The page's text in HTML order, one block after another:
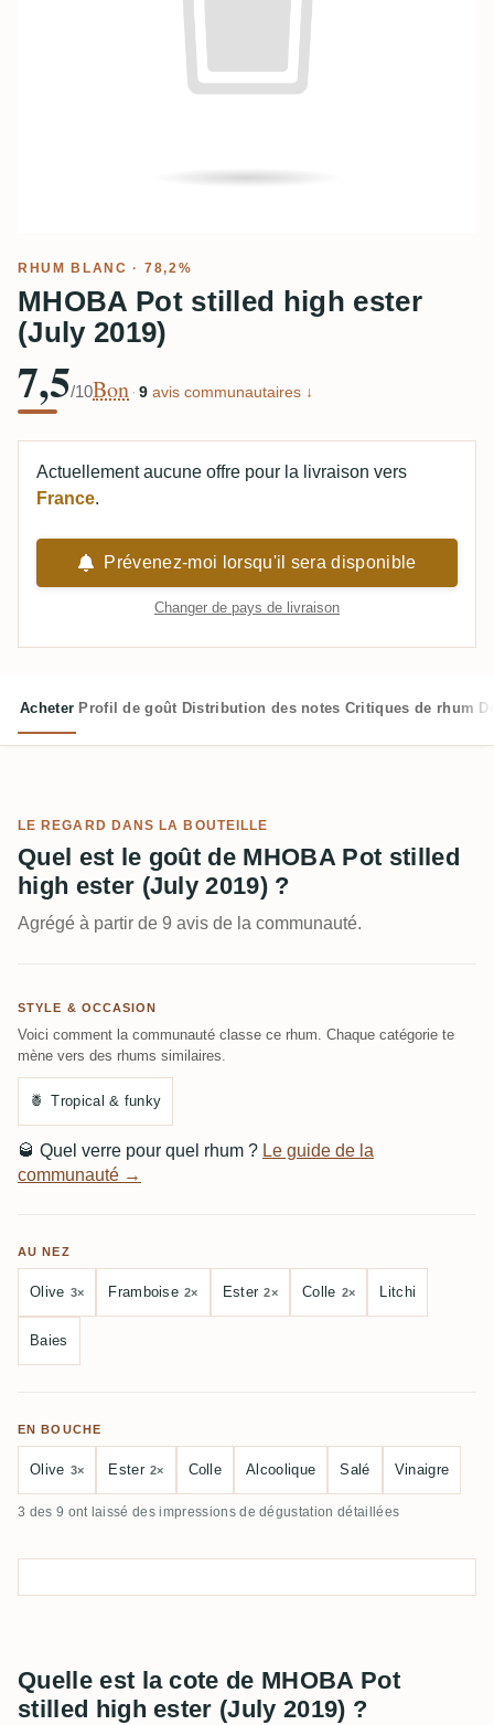
RHUM BLANC · 78,2%
MHOBA Pot stilled high ester
(July 2019)
7,5/10Bon · 9 avis communautaires ↓
Actuellement aucune offre pour la livraison vers
France.
Prévenez-moi lorsqu'il sera disponible
Changer de pays de livraison
Acheter Profil de goût Distribution des notes Critiques de rhum
LE REGARD DANS LA BOUTEILLE
Quel est le goût de MHOBA Pot stilled
high ester (July 2019) ?
Agrégé à partir de 9 avis de la communauté.
STYLE & OCCASION
Voici comment la communauté classe ce rhum. Chaque catégorie te
mène vers des rhums similaires.
🍍 Tropical & funky
🥃 Quel verre pour quel rhum ? Le guide de la
communauté →
AU NEZ
Olive 3× Framboise 2× Ester 2× Colle 2× Litchi
Baies
EN BOUCHE
Olive 3× Ester 2× Colle Alcoolique Salé Vinaigre
3 des 9 ont laissé des impressions de dégustation détaillées
Quelle est la cote de MHOBA Pot
stilled high ester (July 2019) ?